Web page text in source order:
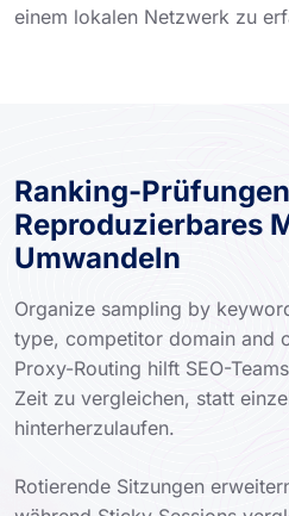
einem lokalen Netzwerk zu
Ranking-
Reproduzierbares
Umwandeln
Organize sampling by
type, competitor domain and
Proxy-Routing hilft SEO-
Zeit zu vergleichen, statt
hinterherzulaufen.
Rotierende Sitzungen